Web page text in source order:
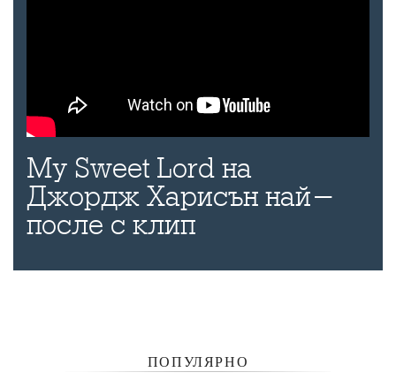
My Sweet Lord на
Джордж Харисън най-
после с клип
ПОПУЛЯРНО